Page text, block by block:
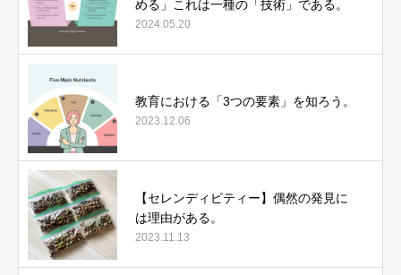
める」これは一種の「技術」である。
2024.05.20
教育における「3つの要素」を知ろう。
2023.12.06
【セレンディピティー】偶然の発見に
は理由がある。
2023.11.13